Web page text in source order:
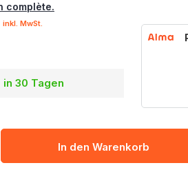
complète.
inkl. MwSt.
in 30 Tagen
In den Warenkorb